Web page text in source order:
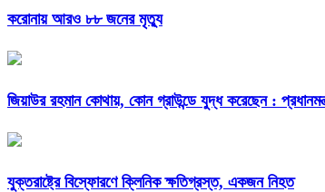
করোনায় আরও ৮৮ জনের মৃত্যু
জিয়াউর রহমান কোথায়, কোন গ্রাউন্ডে যুদ্ধ করেছেন :
যুক্তরাষ্ট্রে বিস্ফোরণে ক্লিনিক ক্ষতিগ্রস্ত, একজন নিহত